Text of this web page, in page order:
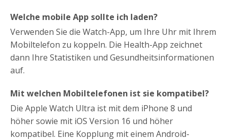
Welche mobile App sollte ich laden?
Verwenden Sie die Watch-App, um Ihre Uhr mit Ihrem
Mobiltelefon zu koppeln. Die Health-App zeichnet
dann Ihre Statistiken und Gesundheitsinformationen
auf.
Mit welchen Mobiltelefonen ist sie kompatibel?
Die Apple Watch Ultra ist mit dem iPhone 8 und
höher sowie mit iOS Version 16 und höher
kompatibel. Eine Kopplung mit einem Android-